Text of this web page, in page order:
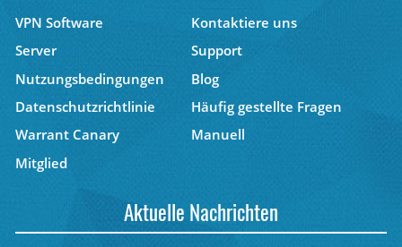
VPN Software
Kontaktiere uns
Server
Support
Nutzungsbedingungen
Blog
Datenschutzrichtlinie
Häufig gestellte Fragen
Warrant Canary
Manuell
Mitglied
Aktuelle Nachrichten